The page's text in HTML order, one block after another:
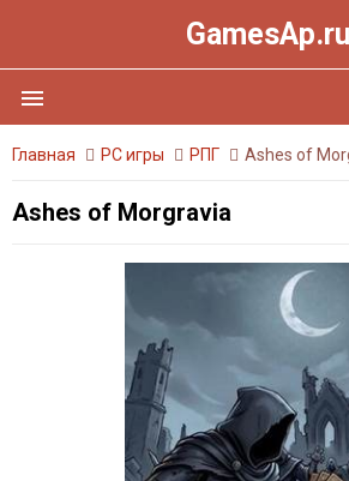
GamesAp.ru
menu
Главная PC игры РПГ Ashes of
Ashes of Morgravia